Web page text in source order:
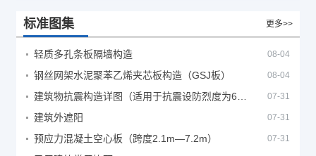
标准图集 更多>>
轻质多孔条板隔墙构造 08-04
钢丝网架水泥聚苯乙烯夹芯板构造（GSJ板） 08-04
07-31
建筑外遮阳 07-31
预应力混凝土空心板（跨度2.1m—7.2m） 07-31